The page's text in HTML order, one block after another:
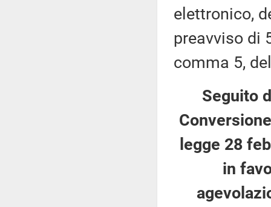
elettronico,
preavviso di
comma 5,
Seguito
legge 28
in